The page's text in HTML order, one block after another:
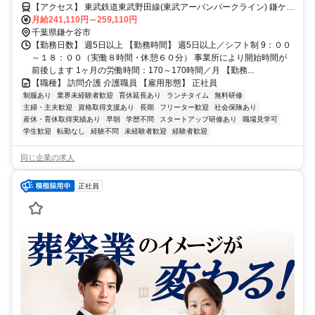
【アクセス】 東武鉄道東武野田線(東武アーバンパークライン) 鎌ケ谷
駅 徒歩7分 ■住 所 千葉県 鎌ケ谷市 富岡1-9-18 ■アクセス 東武鉄道東
武野田線(東武アーバンパークライン) 鎌ケ谷駅 徒歩7分
月給241,110円～259,110円
千葉県鎌ケ谷市
【勤務日数】 週5日以上 【勤務時間】 週5日以上／シフト制 9：００
～１８：００（実働８時間・休憩６０分） 事業所により開始時間が
前後します 1ヶ月の労働時間：170～170時間／月 【勤務...
【職種】 訪問介護 介護職員 【雇用形態】 正社員
制服あり 業界未経験者歓迎 育休延長あり ランチタイム
無料研修
主婦・主夫歓迎
資格取得支援あり 長期 フリーター歓迎
社会保険あり
産休・育休取得実績あり
早朝 学歴不問 スタートアップ研修あり
職場見学可
学生歓迎
転勤なし 経験不問 未経験者歓迎 経験者歓迎
同じ企業の求人
正社員